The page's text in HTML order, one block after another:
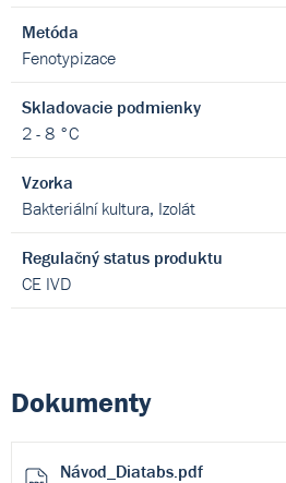
Metóda
Fenotypizace
Skladovacie podmienky
2 - 8 °C
Vzorka
Bakteriální kultura, Izolát
Regulačný status produktu
CE IVD
Dokumenty
Návod_Diatabs.pdf